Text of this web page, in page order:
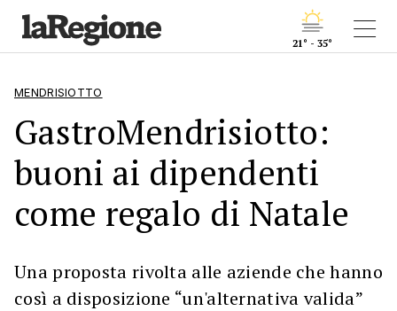
21° - 35°
MENDRISIOTTO
GastroMendrisiotto:
buoni ai dipendenti
come regalo di Natale
Una proposta rivolta alle aziende che hanno
così a disposizione “un'alternativa valida”